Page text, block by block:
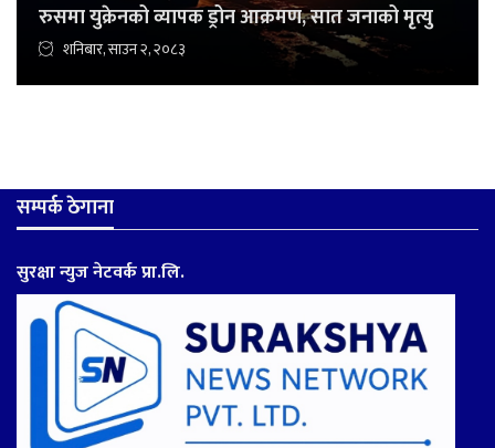
रुसमा युक्रेनको व्यापक ड्रोन आक्रमण, सात जनाको मृत्यु
शनिबार, साउन २, २०८३
सम्पर्क ठेगाना
सुरक्षा न्युज नेटवर्क प्रा.लि.